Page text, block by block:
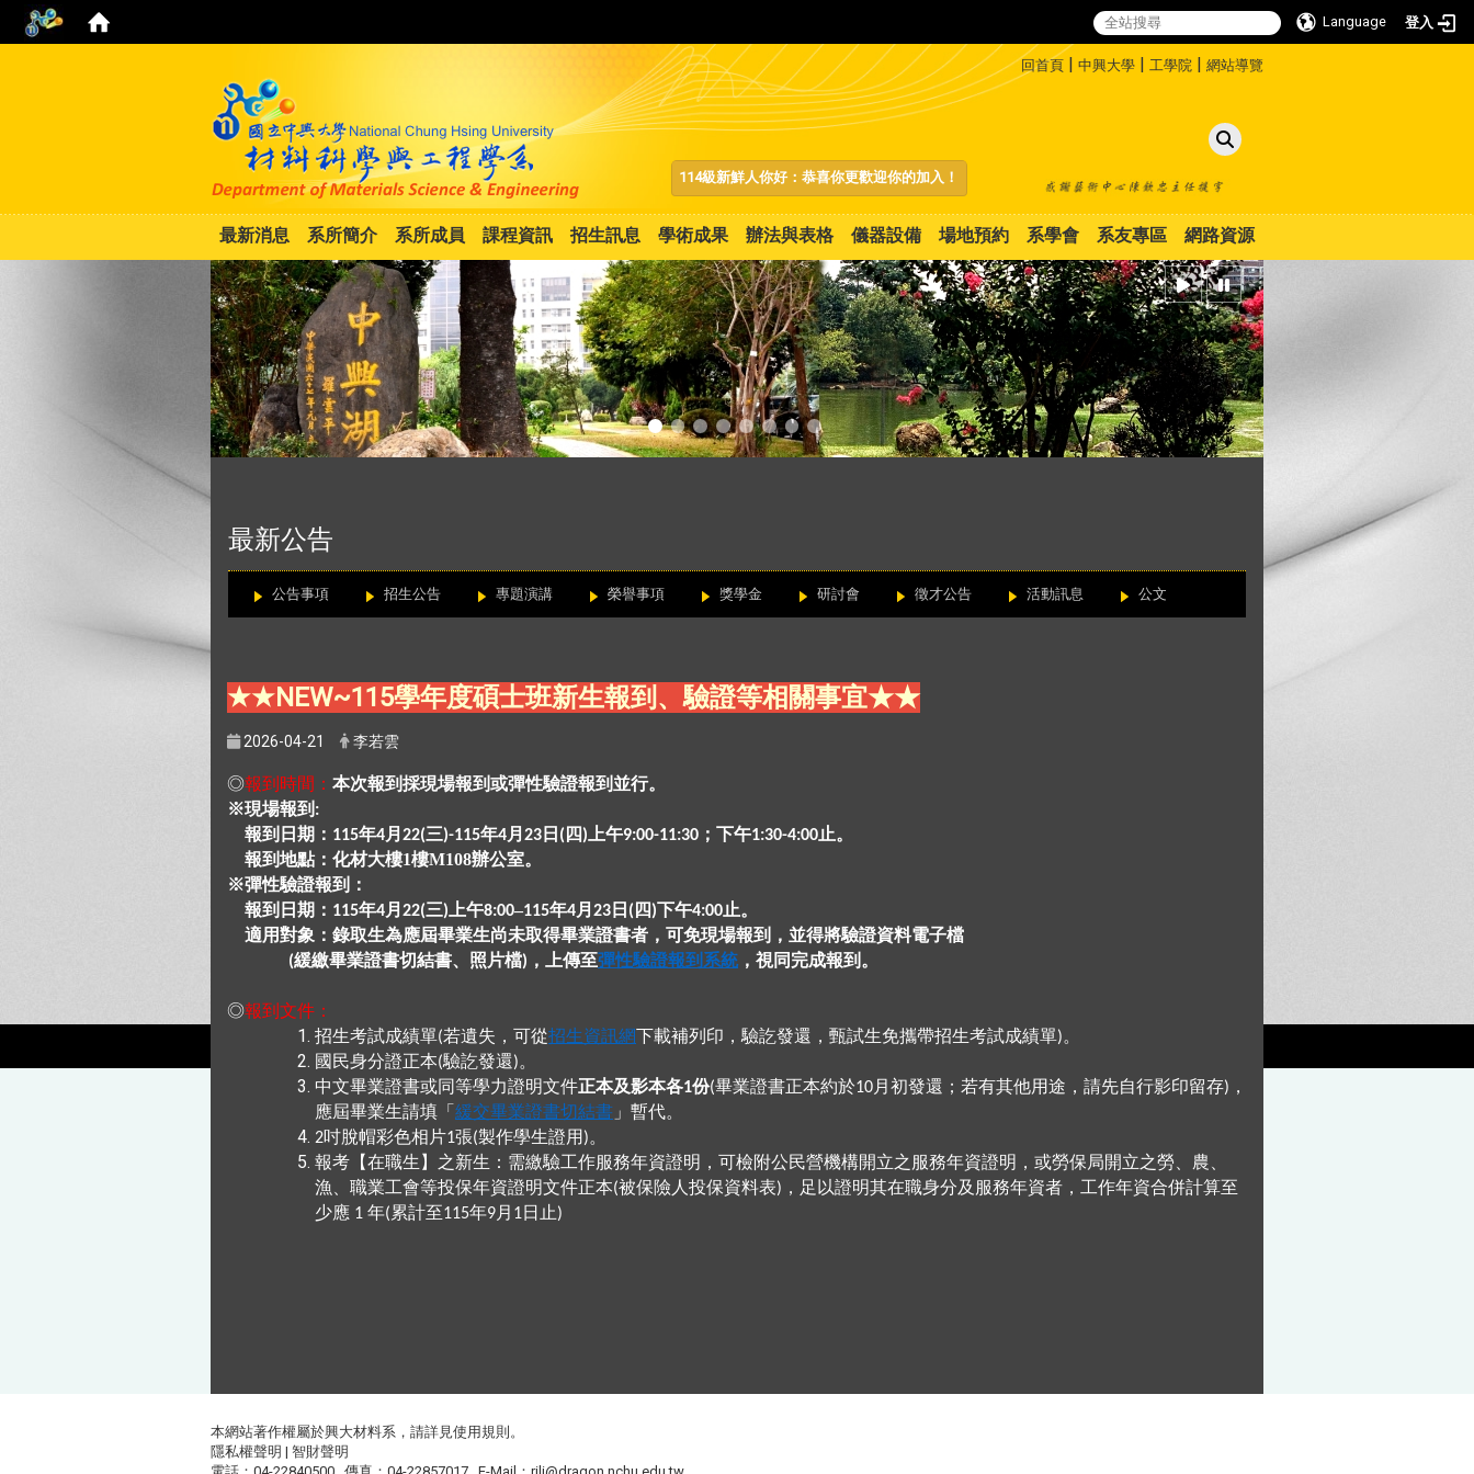
Language 登入
::: 回首頁 | 中興大學 | 工學院 | 網站導覽
114級新鮮人你好：恭喜你更歡迎你的加入！
最新消息 系所簡介 系所成員 課程資訊 招生訊息 學術成果 辦法與表格 儀器設備 場地預約 系學會 系友專區 網路資源
最新公告
公告事項 招生公告 專題演講 榮譽事項 獎學金 研討會 徵才公告 活動訊息 公文
★★NEW~115學年度碩士班新生報到、驗證等相關事宜★★
2026-04-21 李若雲
◎報到時間： 本次報到採現場報到或彈性驗證報到並行。
※現場報到 :
報到日期： 115年4月 22(三)-115年4月 23 日 ( 四) 上午9:00-11:30 ；下午1:30-4:00止。
報到地點：化材大樓1樓M108辦公室。
※彈性驗證報到：
報到日期： 115年4月 22(三) 上午8:00–115年4月 23 日 ( 四)下午4:00止。
適用對象：錄取生為應屆畢業生尚未取得畢業證書者，可免現場報到，並得將驗證資料電子檔
(緩繳畢業證書切結書、照片檔) ，上傳至彈性驗證報到系統，視同完成報到。
◎報到文件：
招生考試成績單(若遺失，可從招生資訊網下載補列印，驗訖發還，甄試生免攜帶招生考試成績單)。
國民身分證正本(驗訖發還)。
中文畢業證書或同等學力證明文件正本及影本各1份(畢業證書正本約於10月初發還；若有其他用途，請先自行影印留存) ，
應屆畢業生請填「 緩交畢業證書切結書 」暫代。
2吋脫帽彩色相片1張(製作學生證用 )。
報考【在職生】之新生：需繳驗工作服務年資證明，可檢附公民營機構開立之服務年資證明，或勞保局開立之勞、農、
漁、職業工會等投保年資證明文件正本(被保險人投保資料表) ，足以證明其在職身分及服務年資者，工作年資合併計算至
少應 1 年(累計至115年9月 1日止)
本網站著作權屬於興大材料系，請詳見 使用規則 。
隱私權聲明 | 智財聲明